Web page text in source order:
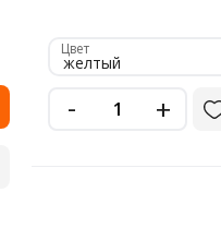
Цвет
желтый
- +